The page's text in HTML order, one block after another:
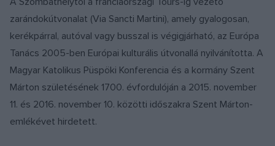
zarándokútvonalat (Via Sancti Martini), amely gyalogosan,
kerékpárral, autóval vagy busszal is végigjárható, az Európa
Tanács 2005-ben Európai kulturális útvonallá nyilvánította. A
Magyar Katolikus Püspöki Konferencia és a kormány Szent
Márton születésének 1700. évfordulóján a 2015. november
11. és 2016. november 10. közötti időszakra Szent Márton-
emlékévet hirdetett.